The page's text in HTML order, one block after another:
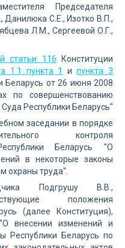
Председателя
Данилюка С.Е., Изотко В.П.,
Л.М., Сергеевой О.Г.,
статьи 116 Конституции
1.1 пункта 1 ипункта 3
Беларусь от 26 июня 2008
совершенствованию
Республики Беларусь"
заседании в порядке
контроля
Беларусь "О
в некоторые законы
охраны труда".
Подгрушу В.В.,
положения
(далее Конституция),
внесении изменений и
Республики Беларусь по